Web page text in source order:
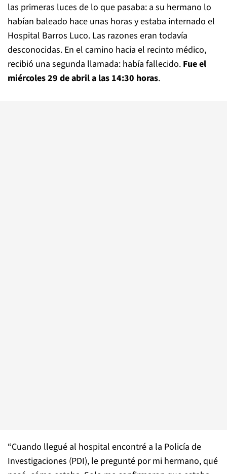
las primeras luces de lo que pasaba: a su hermano lo
habían baleado hace unas horas y estaba internado el
Hospital Barros Luco. Las razones eran todavía
desconocidas. En el camino hacia el recinto médico,
recibió una segunda llamada: había fallecido. Fue el
miércoles 29 de abril a las 14:30 horas.
“Cuando llegué al hospital encontré a la Policía de
Investigaciones (PDI), le pregunté por mi hermano, qué